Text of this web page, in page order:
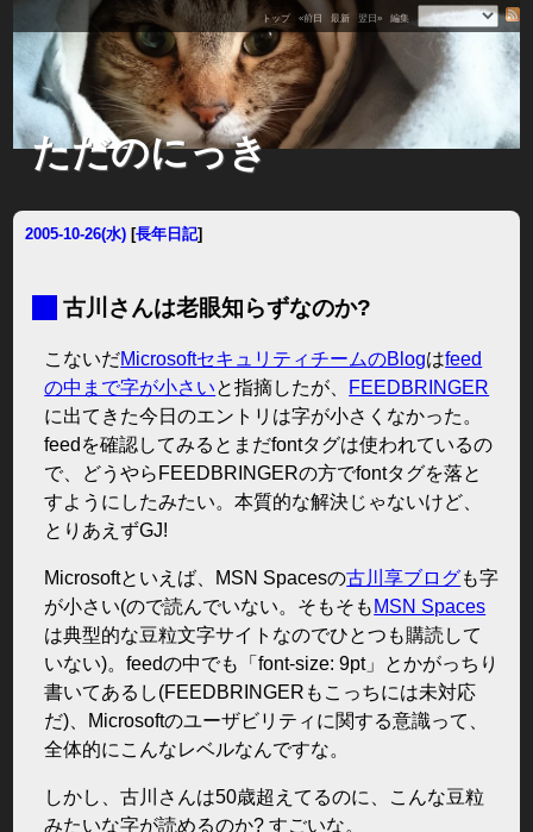
トップ «前日 最新 翌日» 編集
ただのにっき
2005-10-26(水) [長年日記]
古川さんは老眼知らずなのか?
こないだMicrosoftセキュリティチームのBlogはfeed
の中まで字が小さいと指摘したが、
FEEDBRINGER
に出てきた今日のエントリは字が小さくなかった。
feedを確認してみるとまだfontタグは使われているの
で、どうやらFEEDBRINGERの方でfontタグを落と
すようにしたみたい。本質的な解決じゃないけど、
とりあえずGJ!
Microsoftといえば、MSN Spacesの古川享ブログも字
が小さい(ので読んでいない。そもそも MSN Spaces
は典型的な豆粒文字サイトなのでひとつも購読して
いない)。feedの中でも「font-size: 9pt」とかがっちり
書いてあるし(FEEDBRINGERもこっちには未対応
だ)、Microsoftのユーザビリティに関する意識って、
全体的にこんなレベルなんですな。
しかし、古川さんは50歳超えてるのに、こんな豆粒
みたいな字が読めるのか? すごいな。